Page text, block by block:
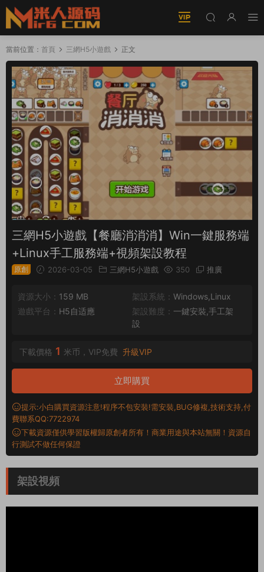
當前位置： 首頁 三網H5小遊戲 正文
三網H5小遊戲【餐廳消消消】Win一鍵服務端
+Linux手工服務端+視頻架設教程
原創 2026-03-05 三網H5小遊戲 350 推廣
資源大小： 159 MB 架設系統： Windows,Linux
遊戲平台： H5自适應 架設難度： 一鍵安裝,手工架
設
下載價格 1 米币，VIP免費 升級VIP
立即購買
提示:小白購買資源注意!程序不包安裝!需安裝,BUG修複,技術支持,付
費聯系QQ:7722974
下載資源僅供學習版權歸原創者所有！商業用途與本站無關！資源自
行測試不做任何保證
架設視頻